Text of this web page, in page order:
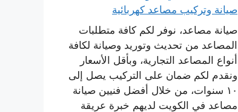
صيانة وتركيب مصاعد كهربائية
صيانة مصاعد، نوفر لكم كافة متطلبات
المصاعد من تحديث وتوريد وصيانة لكافة
أنواع المصاعد التجارية، وبأقل الأسعار
ونقدم لكم ضمان على التركيب يصل إلى
١٠ سنوات، من خلال أفضل فنيين صيانة
مصاعد في الكويت لديهم خبرة عريقة